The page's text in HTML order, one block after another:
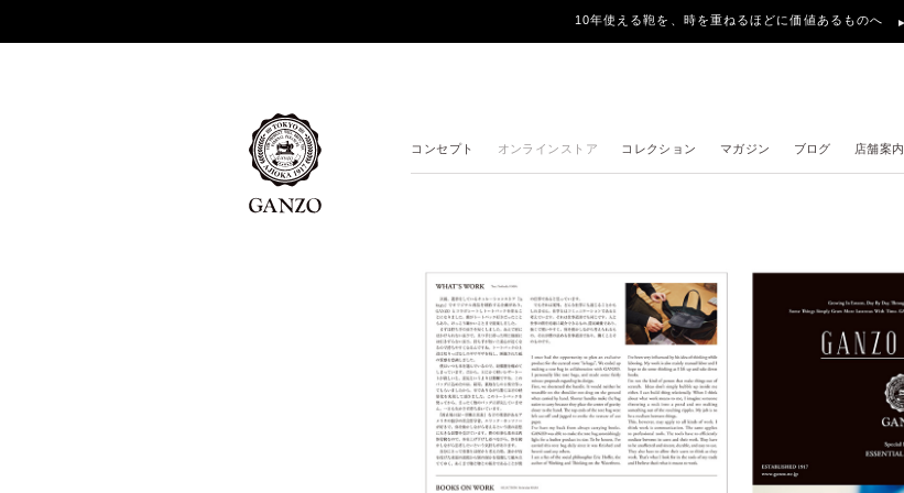
10年使える鞄を、時を重ねるほどに価値あるものへ
コンセプト オンラインストア コレクション マガジン ブログ 店舗案内